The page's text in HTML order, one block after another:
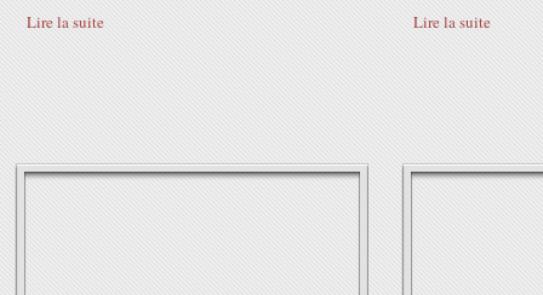
Lire la suite
Lire la suite